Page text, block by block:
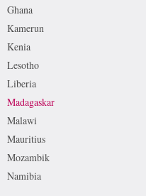
Ghana
Kamerun
Kenia
Lesotho
Liberia
Madagaskar
Malawi
Mauritius
Mozambik
Namibia